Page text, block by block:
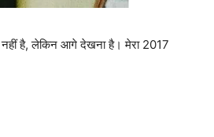
नहीं है, लेकिन आगे देखना है। मेरा 2017